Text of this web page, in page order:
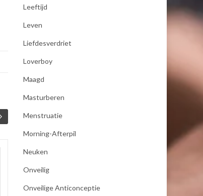
20
Op 17 augustus was het de
Leeftijd
Leven
Liefdesverdriet
Loverboy
Maagd
Masturberen
Menstruatie
Morning-Afterpil
Neuken
Onveilig
Onveilige Anticonceptie